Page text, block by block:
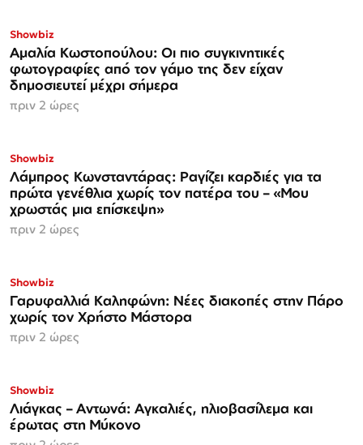
Showbiz
Αμαλία Κωστοπούλου: Οι πιο συγκινητικές
φωτογραφίες από τον γάμο της δεν είχαν
δημοσιευτεί μέχρι σήμερα
πριν 2 ώρες
Showbiz
Λάμπρος Κωνσταντάρας: Ραγίζει καρδιές για τα
πρώτα γενέθλια χωρίς τον πατέρα του – «Μου
χρωστάς μια επίσκεψη»
πριν 2 ώρες
Showbiz
Γαρυφαλλιά Καληφώνη: Νέες διακοπές στην Πάρο
χωρίς τον Χρήστο Μάστορα
πριν 2 ώρες
Showbiz
Λιάγκας – Αντωνά: Αγκαλιές, ηλιοβασίλεμα και
έρωτας στη Μύκονο